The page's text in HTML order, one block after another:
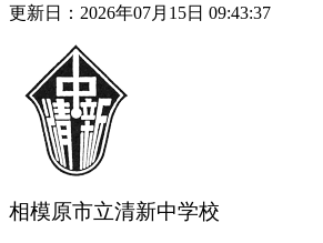
更新日：2026年07月15日 09:43:37
相模原市立清新中学校